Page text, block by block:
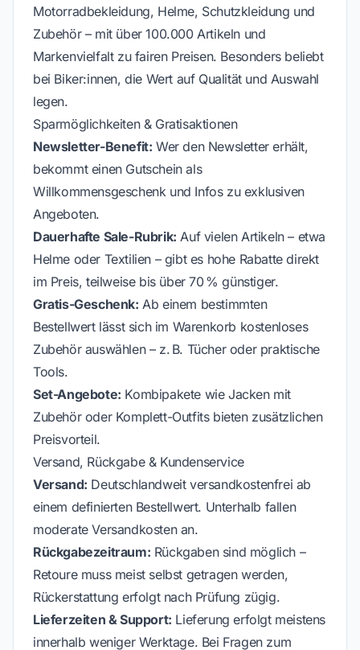
Motorradbekleidung, Helme, Schutzkleidung und
Zubehör – mit über 100.000 Artikeln und
Markenvielfalt zu fairen Preisen. Besonders beliebt
bei Biker:innen, die Wert auf Qualität und Auswahl
legen.
Sparmöglichkeiten & Gratisaktionen
Newsletter-Benefit: Wer den Newsletter erhält,
bekommt einen Gutschein als
Willkommensgeschenk und Infos zu exklusiven
Angeboten.
Dauerhafte Sale-Rubrik: Auf vielen Artikeln – etwa
Helme oder Textilien – gibt es hohe Rabatte direkt
im Preis, teilweise bis über 70 % günstiger.
Gratis-Geschenk: Ab einem bestimmten
Bestellwert lässt sich im Warenkorb kostenloses
Zubehör auswählen – z. B. Tücher oder praktische
Tools.
Set-Angebote: Kombipakete wie Jacken mit
Zubehör oder Komplett-Outfits bieten zusätzlichen
Preisvorteil.
Versand, Rückgabe & Kundenservice
Versand: Deutschlandweit versandkostenfrei ab
einem definierten Bestellwert. Unterhalb fallen
moderate Versandkosten an.
Rückgabezeitraum: Rückgaben sind möglich –
Retoure muss meist selbst getragen werden,
Rückerstattung erfolgt nach Prüfung zügig.
Lieferzeiten & Support: Lieferung erfolgt meistens
innerhalb weniger Werktage. Bei Fragen zum